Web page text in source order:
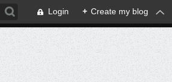
Login + Create my blog